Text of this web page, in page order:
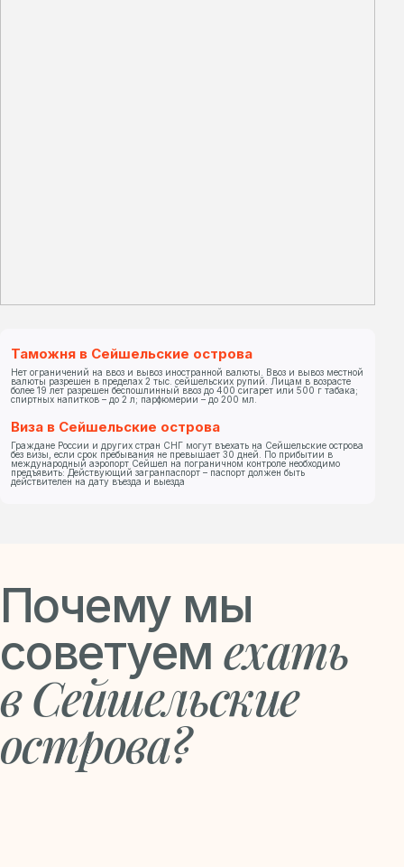
Таможня в Сейшельские острова
Нет ограничений на ввоз и вывоз иностранной валюты. Ввоз и вывоз местной
валюты разрешен в пределах 2 тыс. сейшельских рупий. Лицам в возрасте
более 19 лет разрешен беспошлинный ввоз до 400 сигарет или 500 г табака;
спиртных напитков – до 2 л; парфюмерии – до 200 мл.
Виза в Сейшельские острова
Граждане России и других стран СНГ могут въехать на Сейшельские острова
без визы, если срок пребывания не превышает 30 дней. По прибытии в
международный аэропорт Сейшел на пограничном контроле необходимо
предъявить: Действующий загранпаспорт – паспорт должен быть
действителен на дату въезда и выезда
Почему мы
советуем ехать
в Сейшельские
острова?